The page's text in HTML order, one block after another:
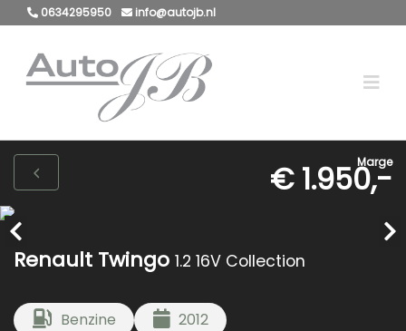
0634295950 info@autojb.nl
Marge
€ 1.950,-
Renault Twingo 1.2 16V Collection
Benzine
2012